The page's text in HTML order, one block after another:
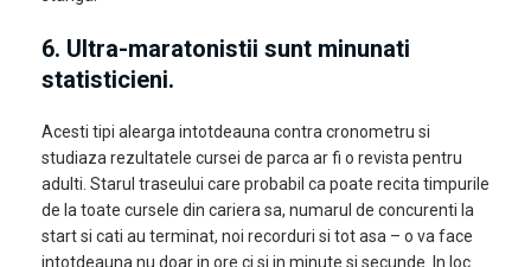
6. Ultra-maratonistii sunt minunati
statisticieni.
Acesti tipi alearga intotdeauna contra cronometru si
studiaza rezultatele cursei de parca ar fi o revista pentru
adulti. Starul traseului care probabil ca poate recita timpurile
de la toate cursele din cariera sa, numarul de concurenti la
start si cati au terminat, noi recorduri si tot asa – o va face
intotdeauna nu doar in ore ci si in minute si secunde. In loc